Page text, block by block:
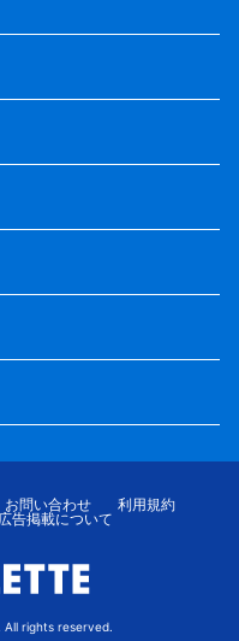
お問い合わせ
利用規約
広告掲載について
rights reserved.